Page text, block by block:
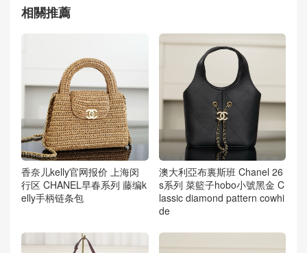
相關推薦
香奈儿kelly官网报价 上海闵
行区 CHANEL早春系列 藤编k
elly手柄链条包
澳大利亞布裏斯班 Chanel 26
s系列 菜籃子hobo小號黑金 C
lassic diamond pattern cowhi
de